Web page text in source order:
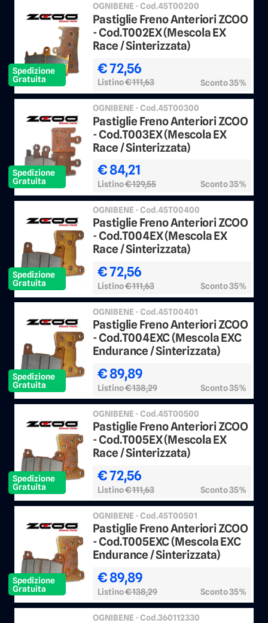
Spedizione
Gratuita
OGNIBENE - Cod.45T00200
Pastiglie Freno Anteriori ZCOO
- Cod.T002EX (Mescola EX
Race / Sinterizzata)
€ 72,56
Listino€ 111,63 Sconto 35%
Spedizione
Gratuita
OGNIBENE - Cod.45T00300
Pastiglie Freno Anteriori ZCOO
- Cod.T003EX (Mescola EX
Race / Sinterizzata)
€ 84,21
Listino€ 129,55 Sconto 35%
Spedizione
Gratuita
OGNIBENE - Cod.45T00400
Pastiglie Freno Anteriori ZCOO
- Cod.T004EX (Mescola EX
Race / Sinterizzata)
€ 72,56
Listino€ 111,63 Sconto 35%
Spedizione
Gratuita
OGNIBENE - Cod.45T00401
Pastiglie Freno Anteriori ZCOO
- Cod.T004EXC (Mescola EXC
Endurance / Sinterizzata)
€ 89,89
Listino€ 138,29 Sconto 35%
Spedizione
Gratuita
OGNIBENE - Cod.45T00500
Pastiglie Freno Anteriori ZCOO
- Cod.T005EX (Mescola EX
Race / Sinterizzata)
€ 72,56
Listino€ 111,63 Sconto 35%
Spedizione
Gratuita
OGNIBENE - Cod.45T00501
Pastiglie Freno Anteriori ZCOO
- Cod.T005EXC (Mescola EXC
Endurance / Sinterizzata)
€ 89,89
Listino€ 138,29 Sconto 35%
OGNIBENE - Cod.360112330